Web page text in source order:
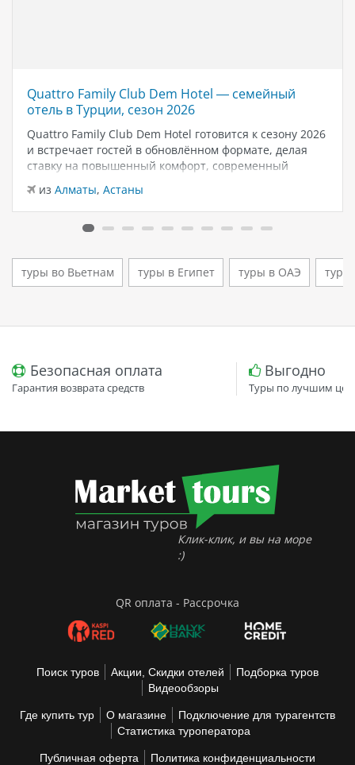
Quattro Family Club Dem Hotel — семейный
отель в Турции, сезон 2026
Quattro Family Club Dem Hotel готовится к сезону 2026
и встречает гостей в обновлённом формате, делая
ставку на повышенный комфорт, современный
моря. Отель остаётся популярным выбором для тех,
кто ищет семейный отель в…
из Алматы, Астаны
туры во Вьетнам туры в Египет туры в ОАЭ туры
Безопасная оплата
Гарантия возврата средств
Выгодно
Туры по лучшим
Клик-клик, и вы на море
:)
QR оплата - Рассрочка
Поиск туров Акции, Скидки отелей
Подборка туров
Видеообзоры
Где купить тур О магазине
Подключение для турагентств
Статистика туроператора
Публичная оферта Политика конфиденциальности